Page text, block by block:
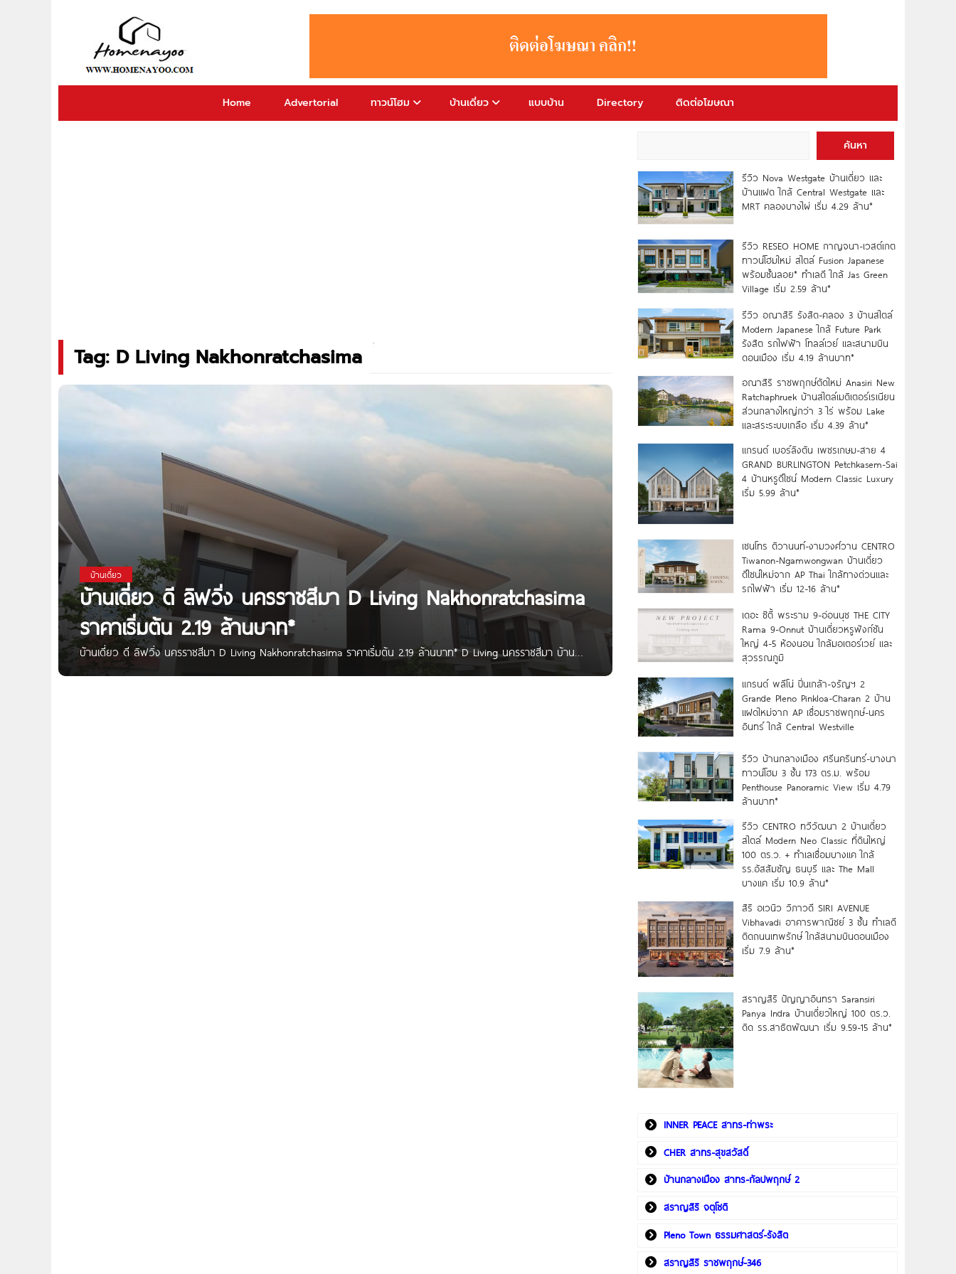
Home Advertorial ทาวน์โฮม บ้านเดี่ยว แบบบ้าน Directory ติดต่อโฆษณา
Tag: D Living Nakhonratchasima
บ้านเดี่ยว
บ้านเดี่ยว ดี ลิฟวิ่ง นครราชสีมา D Living Nakhonratchasima
ราคาเริ่มต้น 2.19 ล้านบาท*
บ้านเดี่ยว ดี ลิฟวิ่ง นครราชสีมา D Living Nakhonratchasima ราคาเริ่มต้น 2.19 ล้านบาท* D Living นครราชสีมา บ้าน
เดี่ยวจาก D Living Property โครงการตั้งอยู่ตำบลหนองบัวศาลา อ.เมืองนครราชสีมา จ.นครราชสีมา เดินทางสะดวก เพียง
ค้นหา
รีวิว Nova Westgate บ้านเดี่ยว และ
บ้านแฝด ใกล้ Central Westgate และ
MRT คลองบางไผ่ เริ่ม 4.29 ล้าน*
รีวิว RESEO HOME กาญจนา-เวสต์เกต
ทาวน์โฮมใหม่ สไตล์ Fusion Japanese
พร้อมชั้นลอย* ทำเลดี ใกล้ Jas Green
Village เริ่ม 2.59 ล้าน*
รีวิว อณาสิริ รังสิต-คลอง 3 บ้านสไตล์
Modern Japanese ใกล้ Future Park
รังสิต รถไฟฟ้า โทลล์เวย์ และสนามบิน
ดอนเมือง เริ่ม 4.19 ล้านบาท*
อณาสิริ ราชพฤกษ์ตัดใหม่ Anasiri New
Ratchaphruek บ้านสไตล์เมดิเตอร์เรเนียน
ส่วนกลางใหญ่กว่า 3 ไร่ พร้อม Lake
และสระระบบเกลือ เริ่ม 4.39 ล้าน*
แกรนด์ เบอร์ลิงตัน เพชรเกษม-สาย 4
GRAND BURLINGTON Petchkasem-Sai
4 บ้านหรูดีไซน์ Modern Classic Luxury
เริ่ม 5.99 ล้าน*
เซนโทร ติวานนท์-งามวงศ์วาน CENTRO
Tiwanon-Ngamwongwan บ้านเดี่ยว
ดีไซน์ใหม่จาก AP Thai ใกล้ทางด่วนและ
รถไฟฟ้า เริ่ม 12-16 ล้าน*
เดอะ ซิตี้ พระราม 9-อ่อนนุช THE CITY
Rama 9-Onnut บ้านเดี่ยวหรูฟังก์ชัน
ใหญ่ 4-5 ห้องนอน ใกล้มอเตอร์เวย์ และ
สุวรรณภูมิ
แกรนด์ พลีโน่ ปิ่นเกล้า-จรัญฯ 2
Grande Pleno Pinkloa-Charan 2 บ้าน
แฝดใหม่จาก AP เชื่อมราชพฤกษ์-นคร
อินทร์ ใกล้ Central Westville
รีวิว บ้านกลางเมือง ศรีนครินทร์-บางนา
ทาวน์โฮม 3 ชั้น 173 ตร.ม. พร้อม
Penthouse Panoramic View เริ่ม 4.79
ล้านบาท*
รีวิว CENTRO ทวีวัฒนา 2 บ้านเดี่ยว
สไตล์ Modern Neo Classic ที่ดินใหญ่
100 ตร.ว. + ทำเลเชื่อมบางแค ใกล้
รร.อัสสัมชัญ ธนบุรี และ The Mall
บางแค เริ่ม 10.9 ล้าน*
สิริ อเวนิว วิภาวดี SIRI AVENUE
Vibhavadi อาคารพาณิชย์ 3 ชั้น ทำเลดี
ติดถนนเทพรักษ์ ใกล้สนามบินดอนเมือง
เริ่ม 7.9 ล้าน*
สราญสิริ ปัญญาอินทรา Saransiri
Panya Indra บ้านเดี่ยวใหญ่ 100 ตร.ว.
ดิด รร.สาธิตพัฒนา เริ่ม 9.59-15 ล้าน*
INNER PEACE สาทร-ท่าพระ
CHER สาทร-สุขสวัสดิ์
บ้านกลางเมือง สาทร-กัลปพฤกษ์ 2
สราญสิริ จตุโชติ
Pleno Town ธรรมศาสตร์-รังสิต
สราญสิริ ราชพฤกษ์-346